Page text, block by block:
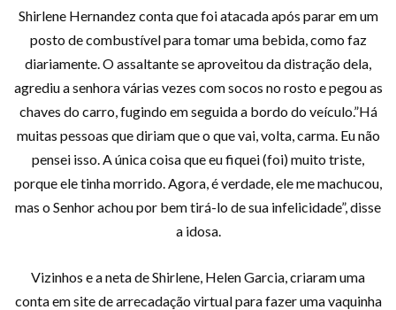
Shirlene Hernandez conta que foi atacada após parar em um
posto de combustível para tomar uma bebida, como faz
diariamente. O assaltante se aproveitou da distração dela,
agrediu a senhora várias vezes com socos no rosto e pegou as
chaves do carro, fugindo em seguida a bordo do veículo.”Há
muitas pessoas que diriam que o que vai, volta, carma. Eu não
pensei isso. A única coisa que eu fiquei (foi) muito triste,
porque ele tinha morrido. Agora, é verdade, ele me machucou,
mas o Senhor achou por bem tirá-lo de sua infelicidade”, disse
a idosa.
Vizinhos e a neta de Shirlene, Helen Garcia, criaram uma
conta em site de arrecadação virtual para fazer uma vaquinha